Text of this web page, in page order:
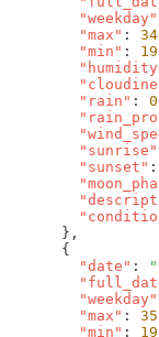
        "weekday"
        "max"
: 34
        "min"
: 19
        "rain"
: 0
        "sunrise"
        "sunset"
:
        "date"
:
        "weekday"
        "max"
: 35
        "min"
: 19